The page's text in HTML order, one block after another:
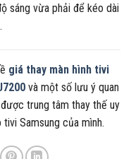
sáng vừa phải để kéo dài
giá thay màn hình tivi
và một số lưu ý quan
trung tâm thay thế uy
Samsung của mình.